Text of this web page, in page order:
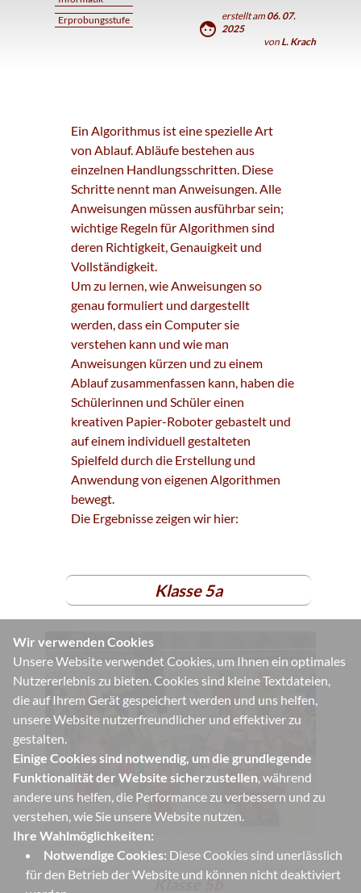
Wir verwenden Cookies
Unsere Website verwendet Cookies, um Ihnen ein optimales
Nutzererlebnis zu bieten. Cookies sind kleine Textdateien,
die auf Ihrem Gerät gespeichert werden und uns helfen,
unsere Website nutzerfreundlicher und effektiver zu
gestalten.
Einige Cookies sind notwendig, um die grundlegende
Funktionalität der Website sicherzustellen, während
andere uns helfen, die Performance zu verbessern und zu
verstehen, wie Sie unsere Website nutzen.
Ihre Wahlmöglichkeiten:
Notwendige Cookies: Diese Cookies sind unerlässlich
für den Betrieb der Website und können nicht deaktiviert
Erprobungsstufe
face
erstellt am06. 07.
2025
von L. Krach
Ein Algorithmus ist eine spezielle Art
von Ablauf. Abläufe bestehen aus
einzelnen Handlungsschritten. Diese
Schritte nennt man Anweisungen. Alle
Anweisungen müssen ausführbar sein;
wichtige Regeln für Algorithmen sind
deren Richtigkeit, Genauigkeit und
Vollständigkeit.
Um zu lernen, wie Anweisungen so
genau formuliert und dargestellt
werden, dass ein Computer sie
verstehen kann und wie man
Anweisungen kürzen und zu einem
Ablauf zusammenfassen kann, haben die
Schülerinnen und Schüler einen
kreativen Papier-Roboter gebastelt und
auf einem individuell gestalteten
Spielfeld durch die Erstellung und
Anwendung von eigenen Algorithmen
bewegt.
Die Ergebnisse zeigen wir hier:
Klasse 5a
Klasse 5b